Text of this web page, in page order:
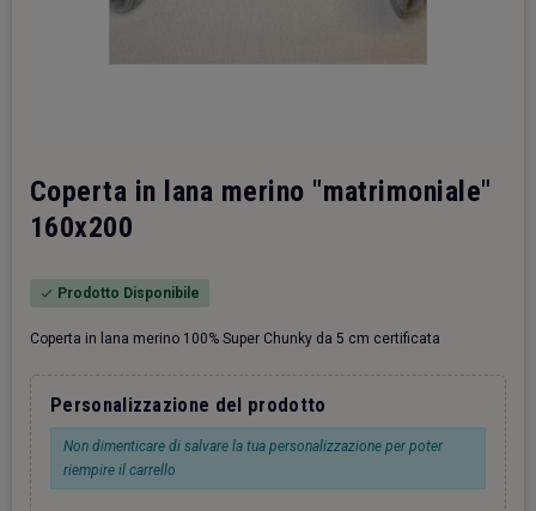
Coperta in lana merino "matrimoniale"
160x200
check Prodotto Disponibile
Coperta in lana merino 100% Super Chunky da 5 cm certificata
Personalizzazione del prodotto
Non dimenticare di salvare la tua personalizzazione per poter
riempire il carrello